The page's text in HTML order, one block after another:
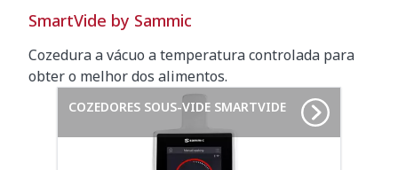
SmartVide by Sammic
Cozedura a vácuo a temperatura controlada para
obter o melhor dos alimentos.
COZEDORES SOUS-VIDE SMARTVIDE